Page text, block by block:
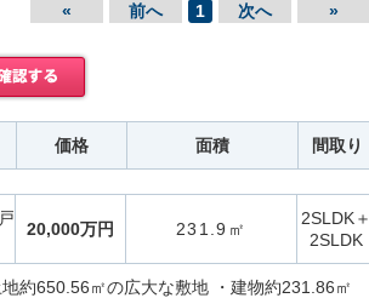
« 前へ 1 次へ »
価格 面積 間取り
20,000万円 231.9㎡
2SLDK＋
2SLDK
約650.56㎡の広大な敷地 ・建物約231.86㎡